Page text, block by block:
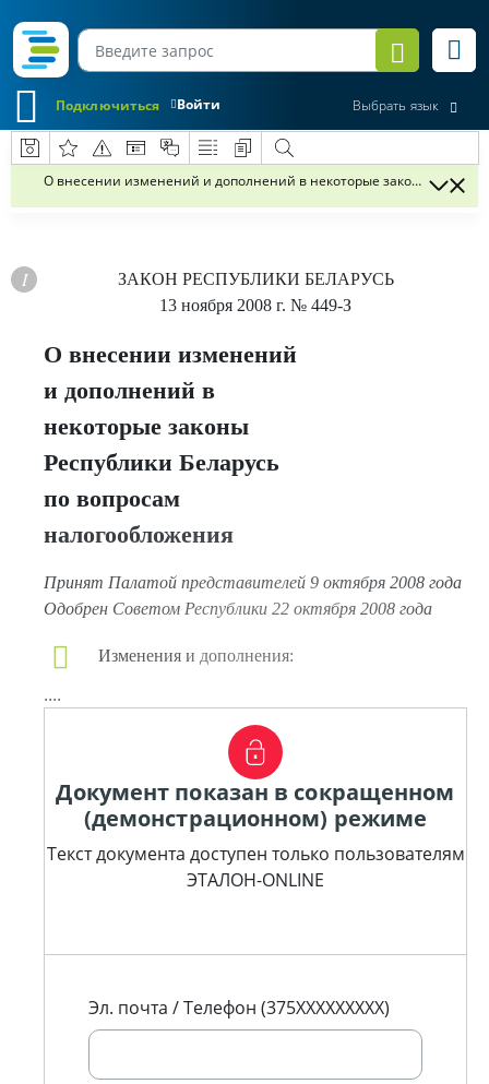
Войти
Подключиться Выбрать язык
О внесении изменений и дополнений в некоторые законы
ЗАКОН РЕСПУБЛИКИ БЕЛАРУСЬ
13 ноября 2008 г. № 449-З
О внесении изменений
и дополнений в
некоторые законы
Республики Беларусь
по вопросам
налогообложения
Принят Палатой представителей 9 октября 2008 года
Одобрен Советом Республики 22 октября 2008 года
Изменения и дополнения:
....
Документ показан в сокращенном
(демонстрационном) режиме
Текст документа доступен только пользователям
ЭТАЛОН-ONLINE
Эл. почта / Телефон (375XXXXXXXXX)